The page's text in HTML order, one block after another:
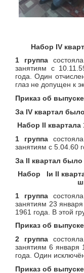
Набор IV
1 группа
занятиям с
года. Один
глаз не допущен к
Приказ об
За IV квартал
Набор II
1 группа
занятиям с 5.04.60
За II квартал было
Набор Iи II
1 группа
занятиям 23
1961 года. В этой
Приказ об
2 группа
занятиям 6 января
года. Один
Приказ об